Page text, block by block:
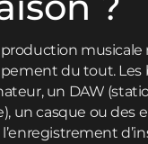
production musicale
du tout. Les
un DAW
un casque ou des